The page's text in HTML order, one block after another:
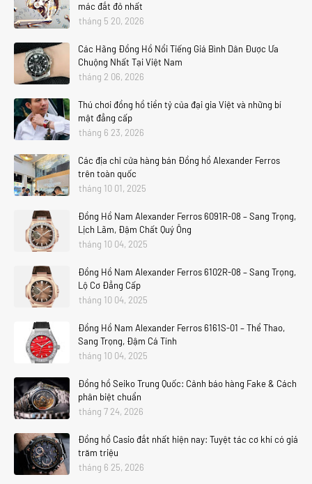
mác đắt đỏ nhất
tháng 5 20, 2026
Các Hãng Đồng Hồ Nổi Tiếng Giá Bình Dân Được Ưa
Chuộng Nhất Tại Việt Nam
tháng 2 06, 2026
Thú chơi đồng hồ tiền tỷ của đại gia Việt và những bí
mật đẳng cấp
tháng 6 23, 2026
Các địa chỉ cửa hàng bán Đồng hồ Alexander Ferros
trên toàn quốc
tháng 10 01, 2025
Đồng Hồ Nam Alexander Ferros 6091R-08 – Sang Trọng,
Lịch Lãm, Đậm Chất Quý Ông
tháng 10 04, 2025
Đồng Hồ Nam Alexander Ferros 6102R-08 – Sang Trọng,
Lộ Cơ Đẳng Cấp
tháng 10 04, 2025
Đồng Hồ Nam Alexander Ferros 6161S-01 – Thể Thao,
Sang Trọng, Đậm Cá Tính
tháng 10 04, 2025
Đồng hồ Seiko Trung Quốc: Cảnh báo hàng Fake & Cách
phân biệt chuẩn
tháng 7 24, 2026
Đồng hồ Casio đắt nhất hiện nay: Tuyệt tác cơ khí có giá
trăm triệu
tháng 6 25, 2026